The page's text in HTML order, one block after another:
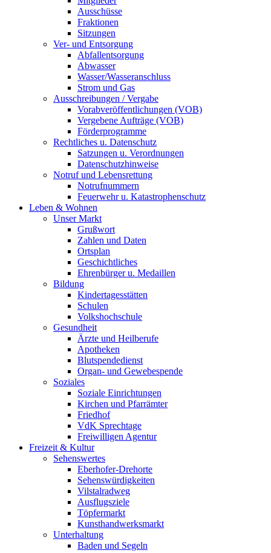
Ausschüsse
Fraktionen
Sitzungen
Ver- und Entsorgung
Abfallentsorgung
Abwasser
Wasser/Wasseranschluss
Strom und Gas
Ausschreibungen / Vergabe
Vorabveröffentlichungen (VOB)
Vergebene Aufträge (VOB)
Förderprogramme
Rechtliches u. Datenschutz
Satzungen u. Verordnungen
Datenschutzhinweise
Notruf und Lebensrettung
Notrufnummern
Feuerwehr u. Katastrophenschutz
Leben & Wohnen
Unser Markt
Grußwort
Zahlen und Daten
Ortsplan
Geschichtliches
Ehrenbürger u. Medaillen
Bildung
Kindertagesstätten
Schulen
Volkshochschule
Gesundheit
Ärzte und Heilberufe
Apotheken
Blutspendedienst
Organ- und Gewebespende
Soziales
Soziale Einrichtungen
Kirchen und Pfarrämter
Friedhof
VdK Sprechtage
Freiwilligen Agentur
Freizeit & Kultur
Sehenswertes
Eberhofer-Drehorte
Sehenswürdigkeiten
Vilstalradweg
Ausflugsziele
Töpfermarkt
Kunsthandwerksmarkt
Unterhaltung
Baden und Segeln